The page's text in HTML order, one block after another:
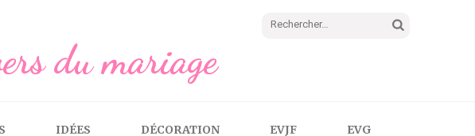
Rechercher :
du mariage
IDÉES DÉCORATION EVJF EVG